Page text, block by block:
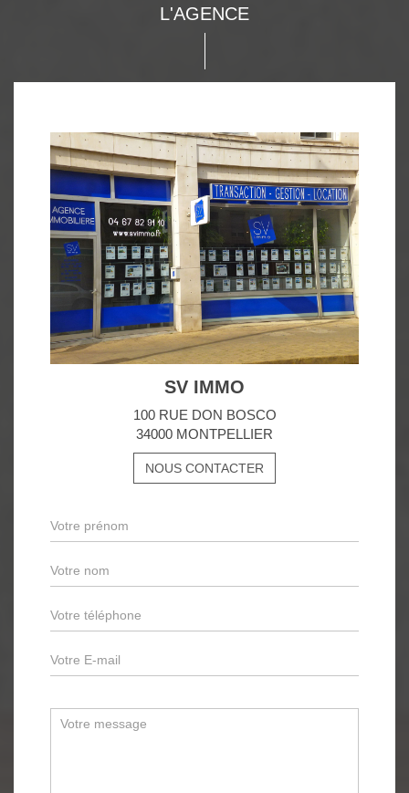
L'AGENCE
SV IMMO
100 RUE DON BOSCO
34000 MONTPELLIER
NOUS CONTACTER